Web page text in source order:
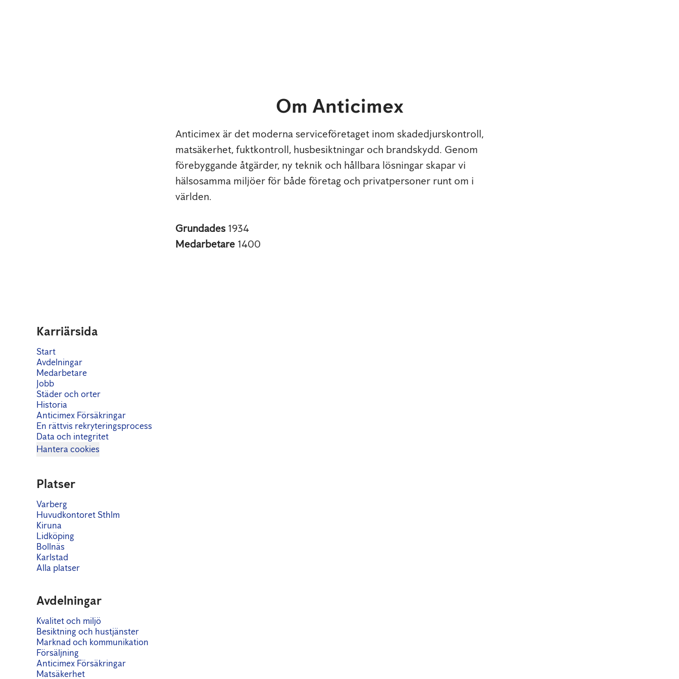
Om Anticimex
Anticimex är det moderna serviceföretaget inom skadedjurskontroll,
matsäkerhet, fuktkontroll, husbesiktningar och brandskydd. Genom
förebyggande åtgärder, ny teknik och hållbara lösningar skapar vi
hälsosamma miljöer för både företag och privatpersoner runt om i
världen.
Grundades 1934
Medarbetare 1400
Karriärsida
Start
Avdelningar
Medarbetare
Jobb
Städer och orter
Historia
Anticimex Försäkringar
En rättvis rekryteringsprocess
Data och integritet
Hantera cookies
Platser
Varberg
Huvudkontoret Sthlm
Kiruna
Lidköping
Bollnäs
Karlstad
Alla platser
Avdelningar
Kvalitet och miljö
Besiktning och hustjänster
Marknad och kommunikation
Försäljning
Anticimex Försäkringar
Matsäkerhet